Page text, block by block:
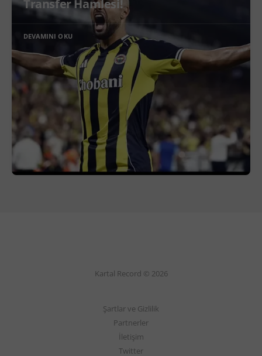
Transfer Hamlesi!
DEVAMINI OKU
Kartal Record © 2026
Şartlar ve Gizlilik
Partnerler
İletişim
Twitter